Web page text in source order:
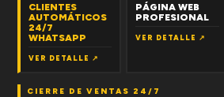
CLIENTES
AUTOMÁTICOS
24/7
WHATSAPP
VER DETALLE ↗
PÁGINA WEB
PROFESIONAL
VER DETALLE ↗
CIERRE DE VENTAS 24/7